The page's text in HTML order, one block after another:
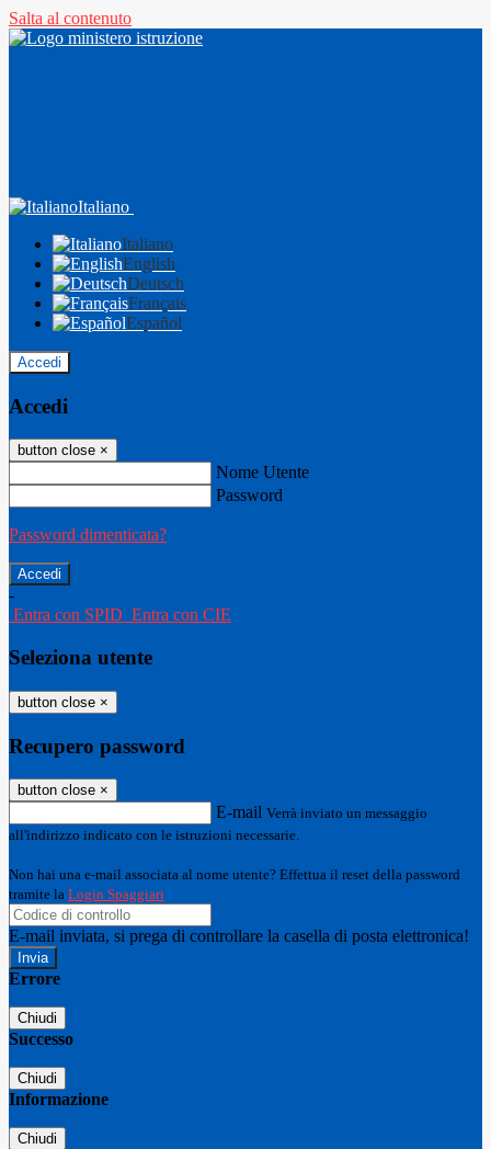
Salta al contenuto
Italiano
Italiano
English
Deutsch
Français
Español
Accedi
Accedi
button close ×
Nome Utente
Password
Password dimenticata?
-
Entra con SPID Entra con CIE
Seleziona utente
button close ×
Recupero password
button close ×
E-mail Verrà inviato un messaggio
all'indirizzo indicato con le istruzioni necessarie.
Non hai una e-mail associata al nome utente? Effettua il reset della password
tramite la Login Spaggiari
E-mail inviata, si prega di controllare la casella di posta elettronica!
Errore
Chiudi
Successo
Chiudi
Informazione
Chiudi